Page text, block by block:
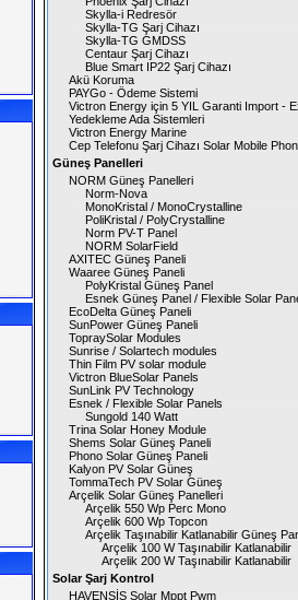
Skylla-i Redresör
Skylla-TG Şarj Cihazı
Skylla-TG GMDSS
Centaur Şarj Cihazı
Blue Smart IP22 Şarj Cihazı
Akü Koruma
PAYGo - Ödeme Sistemi
Victron Energy için 5 YIL Garanti Import -
Yedekleme Ada Sistemleri
Victron Energy Marine
Cep Telefonu Şarj Cihazı Solar Mobile
Güneş Panelleri
NORM Güneş Panelleri
Norm-Nova
MonoKristal / MonoCrystalline
PoliKristal / PolyCrystalline
Norm PV-T Panel
NORM SolarField
AXITEC Güneş Paneli
Waaree Güneş Paneli
PolyKristal Güneş Panel
Esnek Güneş Panel / Flexible Solar
EcoDelta Güneş Paneli
SunPower Güneş Paneli
TopraySolar Modules
Sunrise / Solartech modules
Thin Film PV solar module
Victron BlueSolar Panels
SunLink PV Technology
Esnek / Flexible Solar Panels
Sungold 140 Watt
Trina Solar Honey Module
Shems Solar Güneş Paneli
Phono Solar Güneş Paneli
Kalyon PV Solar Güneş
TommaTech PV Solar Güneş
Arçelik Solar Güneş Panelleri
Arçelik 550 Wp Perc Mono
Arçelik 600 Wp Topcon
Arçelik Taşınabilir Katlanabilir Güneş
Arçelik 100 W Taşınabilir Katlanabilir
Arçelik 200 W Taşınabilir Katlanabilir
Solar Şarj Kontrol
HAVENSİS Solar Mppt Pwm